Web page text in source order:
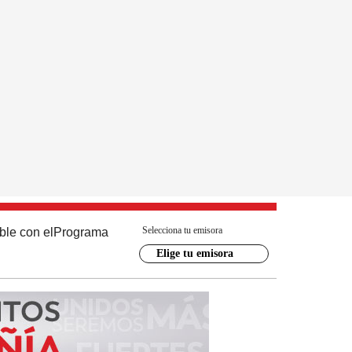
con el Programa Selecciona tu emisora
Elige tu emisora